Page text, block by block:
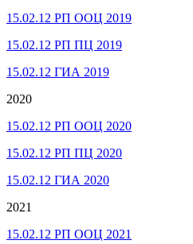
15.02.12 РП ООЦ 2019
15.02.12 РП ПЦ 2019
15.02.12 ГИА 2019
2020
15.02.12 РП ООЦ 2020
15.02.12 РП ПЦ 2020
15.02.12 ГИА 2020
2021
15.02.12 РП ООЦ 2021